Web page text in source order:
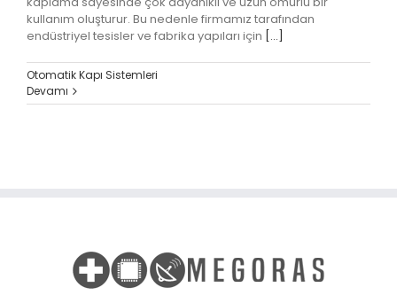
kullanım oluşturur. Bu nedenle firmamız tarafından
endüstriyel tesisler ve fabrika yapıları için [...]
Otomatik Kapı Sistemleri
Devamı